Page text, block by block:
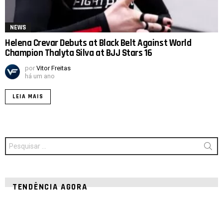
NEWS
Helena Crevar Debuts at Black Belt Against World
Champion Thalyta Silva at BJJ Stars 16
por Vitor Freitas
há um ano
LEIA MAIS
Procurar
por:
TENDÊNCIA AGORA